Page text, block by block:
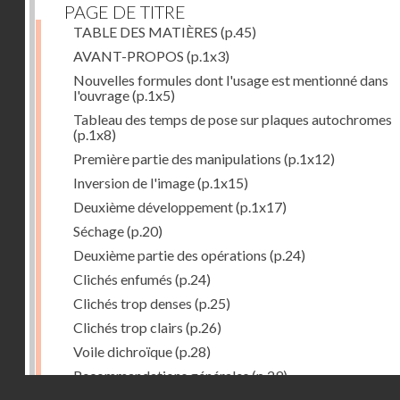
PAGE DE TITRE
TABLE DES MATIÈRES (p.45)
AVANT-PROPOS (p.1x3)
Nouvelles formules dont l'usage est mentionné dans
l'ouvrage(p.1x5)
Tableau des temps de pose sur plaques autochromes
(p.1x8)
Première partie des manipulations (p.1x12)
Inversion de l'image(p.1x15)
Deuxième développement(p.1x17)
Séchage(p.20)
Deuxième partie des opérations (p.24)
Clichés enfumés (p.24)
Clichés trop denses (p.25)
Clichés trop clairs (p.26)
Voile dichroïque(p.28)
Recommandations générales(p.29)